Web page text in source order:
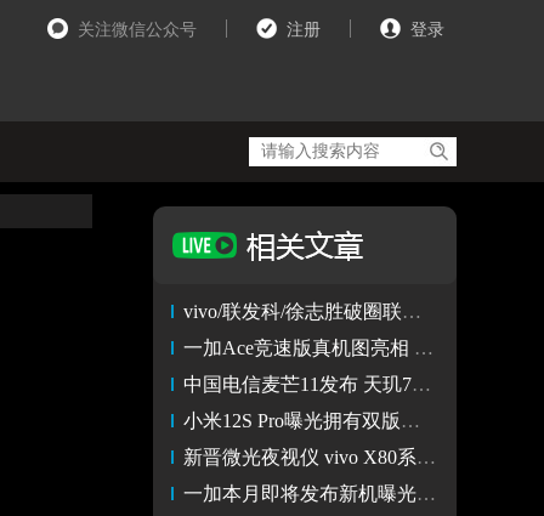
关注微信公众号 注册 登录
vivo/联发科/徐志胜破圈联合 vivo X80京东直播带来最有技术的梗
一加Ace竞速版真机图亮相 搭载天玑8100-MAX 5.17发布
中国电信麦芒11发布 天玑700处理器6000mAh电池
小米12S Pro曝光拥有双版本 除了骁龙8+还有天玑9000-MAX？
新晋微光夜视仪 vivo X80系列如何打造极致夜拍
一加本月即将发布新机曝光 天玑8100配LCD屏幕